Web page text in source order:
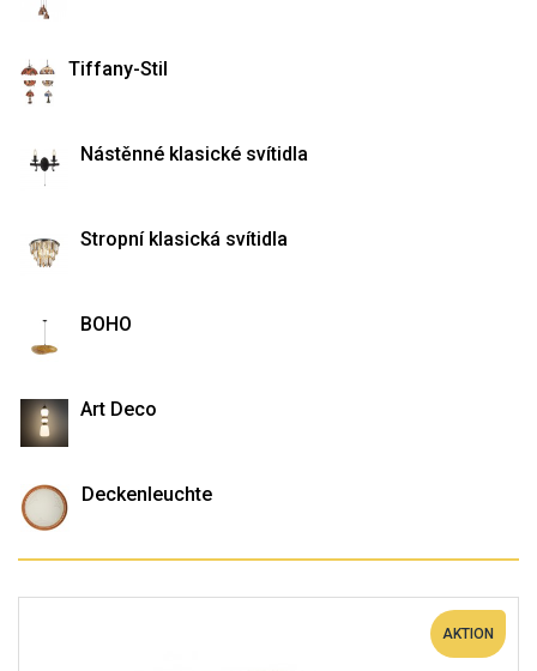
Tiffany-Stil
Nástěnné klasické svítidla
Stropní klasická svítidla
BOHO
Art Deco
Deckenleuchte
AKTION